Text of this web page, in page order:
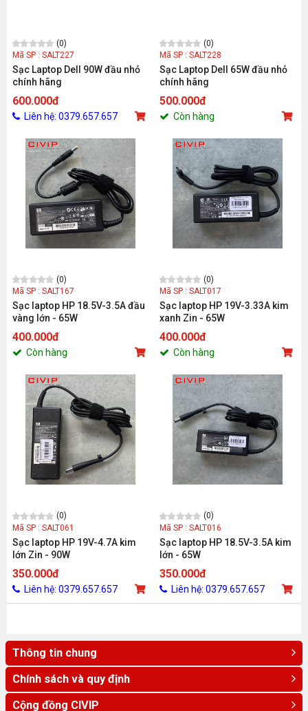
(0)
Mã SP : SALT227
Sạc Laptop Dell 90W đầu nhỏ
chính hãng
600.000đ
Liên hệ: 0379.657.657
(0)
Mã SP : SALT228
Sạc Laptop Dell 65W đầu nhỏ
chính hãng
500.000đ
Còn hàng
(0)
Mã SP : SALT167
Sạc laptop HP 18.5V-3.5A đầu
vàng lớn - 65W
400.000đ
Còn hàng
(0)
Mã SP : SALT017
Sạc laptop HP 19V-3.33A kim
xanh Zin - 65W
400.000đ
Còn hàng
(0)
Mã SP : SALT061
Sạc laptop HP 19V-4.7A kim
lớn Zin - 90W
350.000đ
Liên hệ: 0379.657.657
(0)
Mã SP : SALT016
Sạc laptop HP 18.5V-3.5A kim
lớn - 65W
350.000đ
Liên hệ: 0379.657.657
Thông tin chung
Chính sách và quy định
Cộng đồng CIVIP